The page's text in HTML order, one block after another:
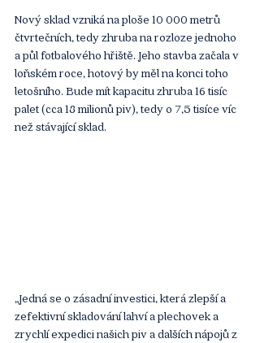
Nový sklad vzniká na ploše 10 000 metrů
čtvrtečních, tedy zhruba na rozloze jednoho
a půl fotbalového hřiště. Jeho stavba začala v
loňském roce, hotový by měl na konci toho
letošního. Bude mít kapacitu zhruba 16 tisíc
palet (cca 18 milionů piv), tedy o 7,5 tisíce víc
než stávající sklad.
„Jedná se o zásadní investici, která zlepší a
zefektivní skladování lahví a plechovek a
zrychlí expedici našich piv a dalších nápojů z